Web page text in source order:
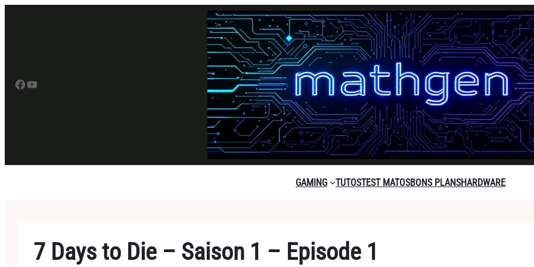
Facebook YouTube
GAMING TUTOSTEST MATOSBONS PLANSHARDWARE
7 Days to Die – Saison 1 – Episode 1